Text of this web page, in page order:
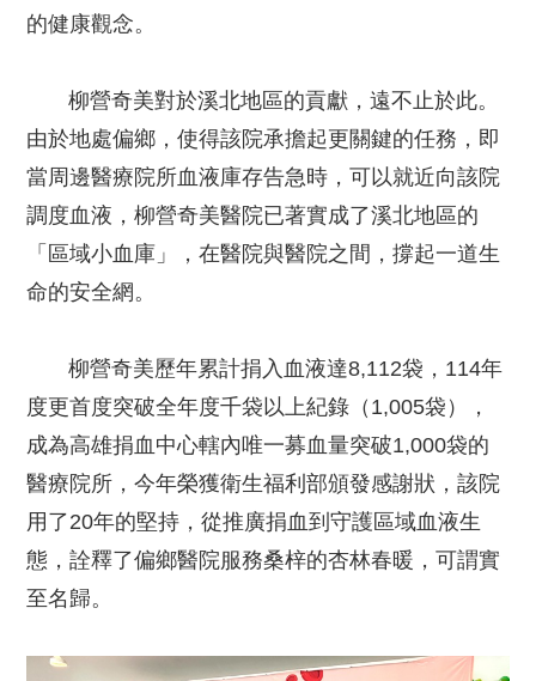
的健康觀念。
柳營奇美對於溪北地區的貢獻，遠不止於此。
由於地處偏鄉，使得該院承擔起更關鍵的任務，即
當周邊醫療院所血液庫存告急時，可以就近向該院
調度血液，柳營奇美醫院已著實成了溪北地區的
「區域小血庫」，在醫院與醫院之間，撐起一道生
命的安全網。
柳營奇美歷年累計捐入血液達8,112袋，114年
度更首度突破全年度千袋以上紀錄（1,005袋），
成為高雄捐血中心轄內唯一募血量突破1,000袋的
醫療院所，今年榮獲衛生福利部頒發感謝狀，該院
用了20年的堅持，從推廣捐血到守護區域血液生
態，詮釋了偏鄉醫院服務桑梓的杏林春暖，可謂實
至名歸。